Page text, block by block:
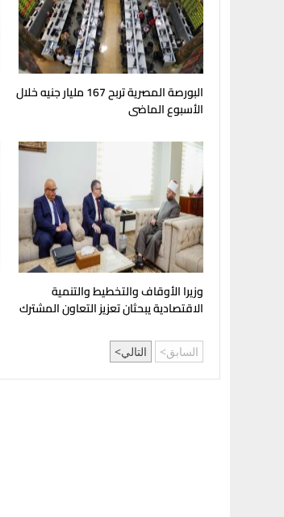
البورصة المصرية تربح 167 مليار جنيه خلال
الأسبوع الماضى
وزيرا الأوقاف والتخطيط والتنمية
الاقتصادية يبحثان تعزيز التعاون المشترك
السابق التالي